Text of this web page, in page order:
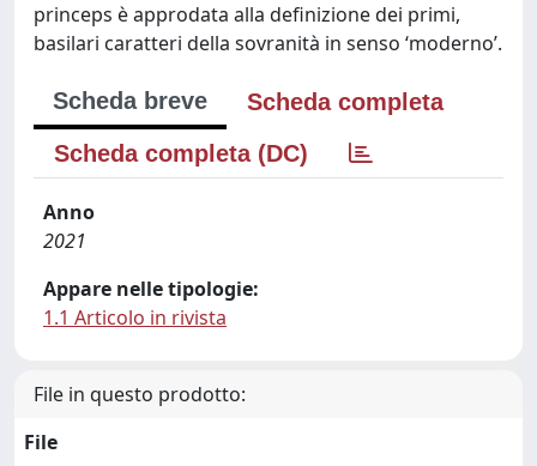
princeps è approdata alla definizione dei primi,
basilari caratteri della sovranità in senso ‘moderno’.
Scheda breve
Scheda completa
Scheda completa (DC)
Anno
2021
Appare nelle tipologie:
1.1 Articolo in rivista
File in questo prodotto:
File